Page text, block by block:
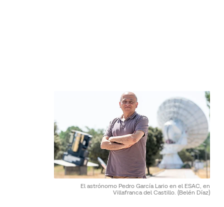
El astrónomo Pedro García Lario en el ESAC, en
Villafranca del Castillo. (Belén Díaz)